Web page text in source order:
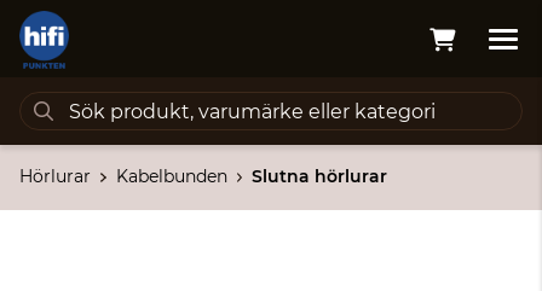
Hörlurar Kabelbunden Slutna hörlurar